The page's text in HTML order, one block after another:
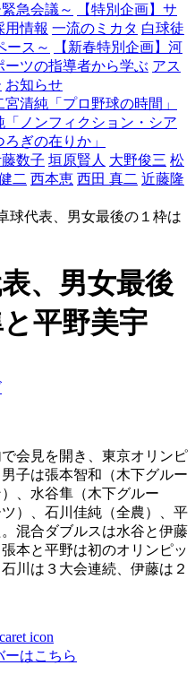
急会議～
【特別企画】サ
用情報 一流のミカタ 白球徒
ース～
【新春特別企画】河
ーツの指導者から学ぶ アス
お知らせ
宮清純「プロ野球の時間」
「ノンフィクション・シア
ぎの在りか」
数子 垣原賢人 大野俊三 松
二 西本恵 西田 真二 近藤隆
球代表、男女最後の１枠は
、男女最後
平野美宇
会見を開き、東京オリンピ
子は張本智和（木下グルー
、水谷隼（木下グルー
）、石川佳純（全農）、平
混合ダブルスは水谷と伊藤
本と平野は初のオリンピッ
川は３大会連続、伊藤は２
ーはこちら